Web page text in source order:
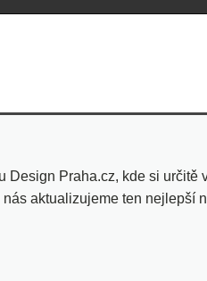
Design Praha.cz, kde si určitě
aktualizujeme ten nejlepší